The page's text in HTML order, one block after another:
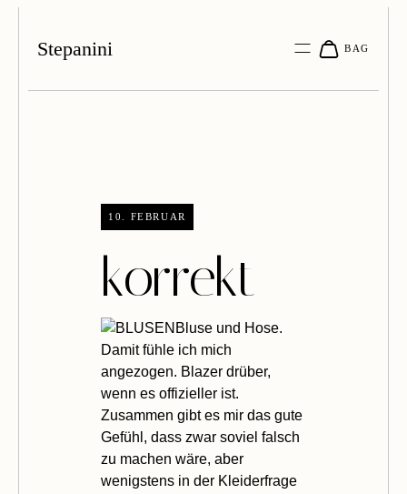
Stepanini
10. FEBRUAR
korrekt
Bluse und Hose.
Damit fühle ich mich
angezogen. Blazer drüber,
wenn es offizieller ist.
Zusammen gibt es mir das gute
Gefühl, dass zwar soviel falsch
zu machen wäre, aber
wenigstens in der Kleiderfrage